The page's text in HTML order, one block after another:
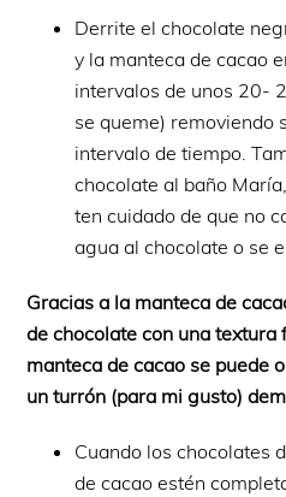
Derrite el chocolate
y la manteca de cacao
intervalos de unos 20-
se queme) removiendo
intervalo de tiempo.
chocolate al baño
ten cuidado de que no
agua al chocolate o se
Gracias a la manteca de
de chocolate con una textura
manteca de cacao se puede
un turrón (para mi gusto)
Cuando los chocolates
de cacao estén